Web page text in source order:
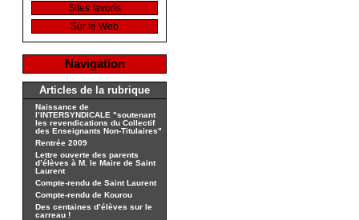
Sites favoris
Sur le Web
Navigation
Articles de la rubrique
Naissance de
l’INTERSYNDICALE "soutenant
les revendications du Collectif
des Enseignants Non-Titulaires"
Rentrée 2009
Lettre ouverte des parents
d’élèves à M. le Maire de Saint
Laurent
Compte-rendu de Saint Laurent
Compte-rendu de Kourou
Des centaines d’élèves sur le
carreau !